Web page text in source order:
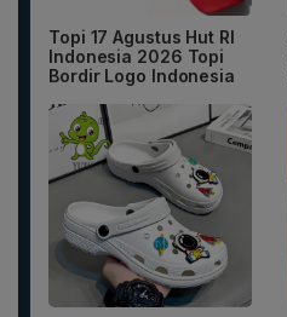
Topi 17 Agustus Hut RI
Indonesia 2026 Topi
Bordir Logo Indonesia